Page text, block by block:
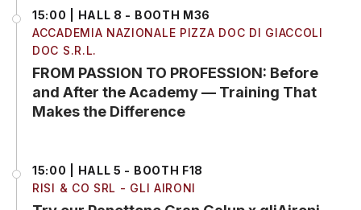
15:00 | HALL 8 - BOOTH M36
ACCADEMIA NAZIONALE PIZZA DOC DI GIACCOLI
DOC S.R.L.
FROM PASSION TO PROFESSION: Before
and After the Academy — Training That
Makes the Difference
15:00 | HALL 5 - BOOTH F18
RISI & CO SRL - GLI AIRONI